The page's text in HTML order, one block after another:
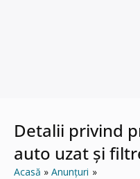
Detalii privind
auto uzat și
Acasă
Anunțuri